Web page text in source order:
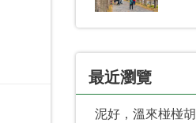
最近瀏覽
泥好，溫來椪椪胡